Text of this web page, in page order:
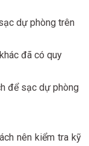
dự phòng trên
đã có quy
để sạc dự phòng
nên kiểm tra kỹ